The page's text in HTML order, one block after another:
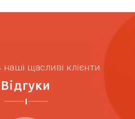
щасливі клієнти
Відгуки